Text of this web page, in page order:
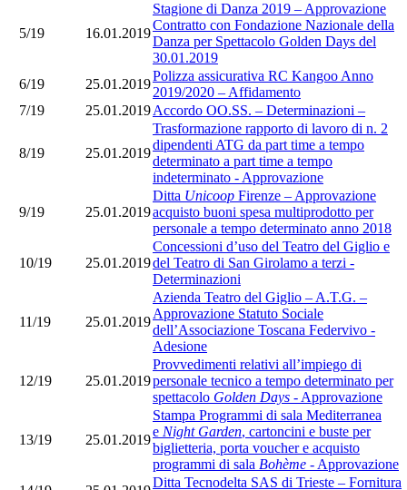
5/19 16.01.2019
Stagione di Danza 2019 – Approvazione
Contratto con Fondazione Nazionale della
Danza per Spettacolo Golden Days del
30.01.2019
6/19
25.01.2019
Polizza assicurativa RC Kangoo Anno
2019/2020 – Affidamento
7/19
25.01.2019Accordo OO.SS. – Determinazioni –
8/19 25.01.2019
Trasformazione rapporto di lavoro di n. 2
dipendenti ATG da part time a tempo
determinato a part time a tempo
indeterminato - Approvazione
9/19 25.01.2019
Ditta Unicoop Firenze – Approvazione
acquisto buoni spesa multiprodotto per
personale a tempo determinato anno 2018
10/19 25.01.2019
Concessioni d’uso del Teatro del Giglio e
del Teatro di San Girolamo a terzi -
Determinazioni
11/19 25.01.2019
Azienda Teatro del Giglio – A.T.G. –
Approvazione Statuto Sociale
dell’Associazione Toscana Federvivo -
Adesione
12/19 25.01.2019
Provvedimenti relativi all’impiego di
personale tecnico a tempo determinato per
spettacolo Golden Days - Approvazione
13/19 25.01.2019
Stampa Programmi di sala Mediterranea
e Night Garden, cartoncini e buste per
biglietteria, porta voucher e acquisto
programmi di sala Bohème - Approvazione
Ditta Tecnodelta SAS di Trieste – Fornitura